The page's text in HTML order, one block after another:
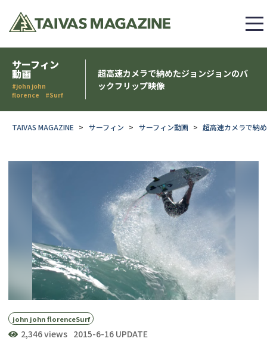
サーフィン
動画
#john john
florence #Surf
超高速カメラで納めたジョンジョンのバ
ックフリップ映像
TAIVAS MAGAZINE サーフィン サーフィン動画 超高速カメラで納
john john florenceSurf
2,346 views 2015-6-16 UPDATE